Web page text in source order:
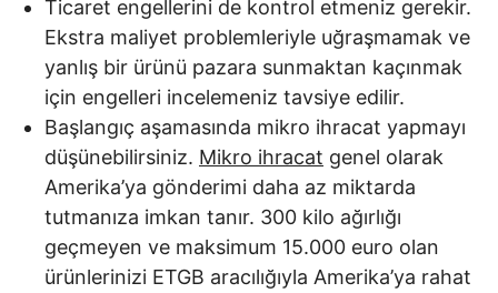
Ticaret engellerini de kontrol etmeniz gerekir.
Ekstra maliyet problemleriyle uğraşmamak ve
yanlış bir ürünü pazara sunmaktan kaçınmak
için engelleri incelemeniz tavsiye edilir.
Başlangıç aşamasında mikro ihracat yapmayı
düşünebilirsiniz. Mikro ihracat genel olarak
Amerika’ya gönderimi daha az miktarda
tutmanıza imkan tanır. 300 kilo ağırlığı
geçmeyen ve maksimum 15.000 euro olan
ürünlerinizi ETGB aracılığıyla Amerika’ya rahat